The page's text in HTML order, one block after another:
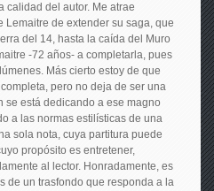
calidad del autor. Me atrae
de extender su saga, que
del 14, hasta la caída del Muro
-72 años- a completarla, pues
Más cierto estoy de que
pero no deja de ser una
se está dedicando a ese magno
a las normas estilísticas de una
sola nota, cuya partitura puede
propósito es entretener,
al lector. Honradamente, es
de un trasfondo que responda a la